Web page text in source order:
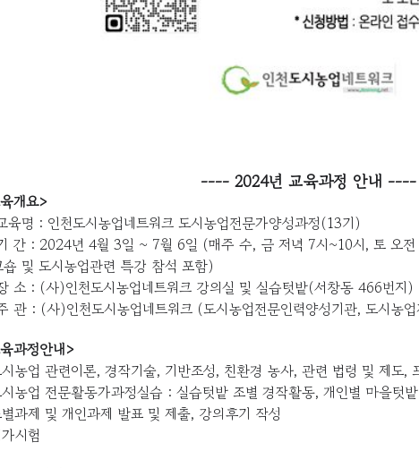
---- 2024년 교육과정 안내 ----
개요>
명 : 인천도시농업네트워크 도시농업전문가양성과정(13기)
간 : 2024년 4월 3일 ~ 7월 6일 (매주 수, 금 저녁 7시~10시, 토 오
숍 및 도시농업관련 특강 참석 포함)
소 : (사)인천도시농업네트워크 강의실 및 실습텃밭(서창동 466번지)
관 : (사)인천도시농업네트워크 (도시농업전문인력양성기관, 도시농업
과정안내>
농업 관련이론, 경작기술, 기반조성, 친환경 농사, 관련 법령 및 제도,
농업 전문활동가과정실습 : 실습텃밭 조별 경작활동, 개인별 마을텃
과제 및 개인과제 발표 및 제출, 강의후기 작성
시험